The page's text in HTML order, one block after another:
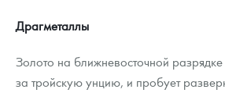
Драгметаллы
Золото на ближневосточной
за тройскую унцию, и пробует